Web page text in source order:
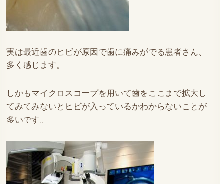
実は最近歯のヒビが原因で歯に痛みがでる患者さん、
多く感じます。
しかもマイクロスコープを用いて歯をここまで拡大し
てみてみないとヒビが入っているかわからないことが
多いです。